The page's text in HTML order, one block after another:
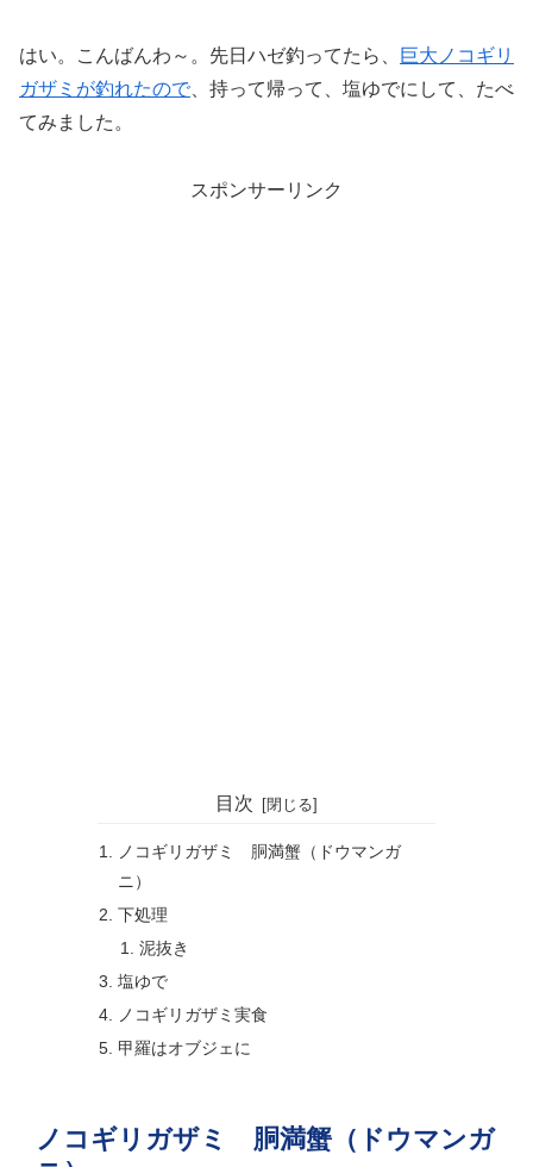
はい。こんばんわ～。先日ハゼ釣ってたら、
巨大ノコギリ
ガザミが釣れたので、持って帰って、塩ゆでにして、たべ
てみました。
スポンサーリンク
目次
ノコギリガザミ 胴満蟹（ドウマンガ
ニ）
下処理
泥抜き
塩ゆで
ノコギリガザミ実食
甲羅はオブジェに
ノコギリガザミ 胴満蟹（ドウマンガ